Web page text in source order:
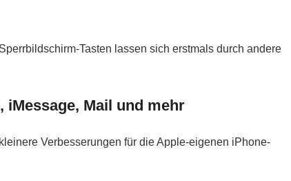
Tasten lassen sich erstmals durch andere
iMessage, Mail und mehr
Verbesserungen für die Apple-eigenen iPhone-